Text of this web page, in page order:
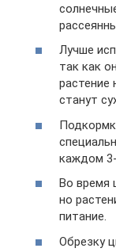
Лучше
так как
растение
станут
каждом 3-
Во время
но
питание.
Обрезку